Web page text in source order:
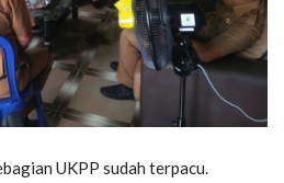
UKPP sudah terpacu.